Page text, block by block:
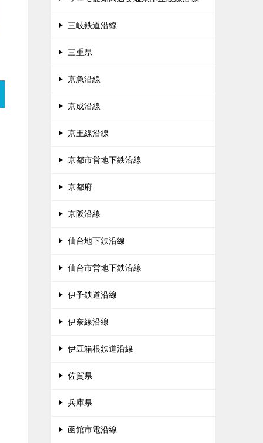
三岐鉄道沿線
三重県
京急沿線
京成沿線
京王線沿線
京都市営地下鉄沿線
京都府
京阪沿線
仙台地下鉄沿線
仙台市営地下鉄沿線
伊予鉄道沿線
伊奈線沿線
伊豆箱根鉄道沿線
佐賀県
兵庫県
函館市電沿線